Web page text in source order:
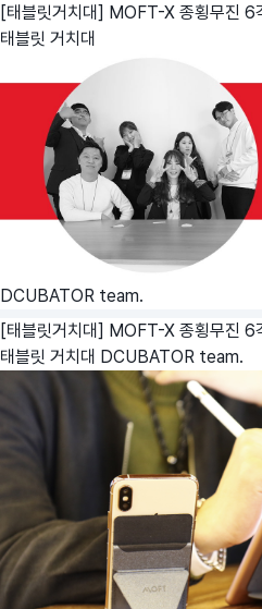
[태블릿거치대] MOFT-X 종횡무진 6
태블릿 거치대
DCUBATOR team.
[태블릿거치대] MOFT-X 종횡무진 6
태블릿 거치대 DCUBATOR team.